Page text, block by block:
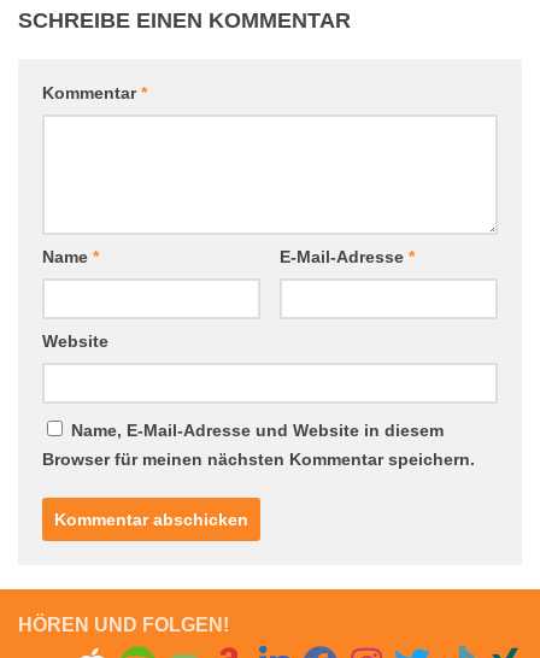
SCHREIBE EINEN KOMMENTAR
Kommentar*
Name * E-Mail-Adresse *
Website
Name, E-Mail-Adresse und Website in diesem
Browser für meinen nächsten Kommentar speichern.
HÖREN UND FOLGEN!